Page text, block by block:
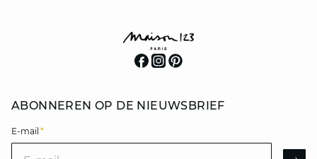
ABONNEREN OP DE NIEUWSBRIEF
E-mail *